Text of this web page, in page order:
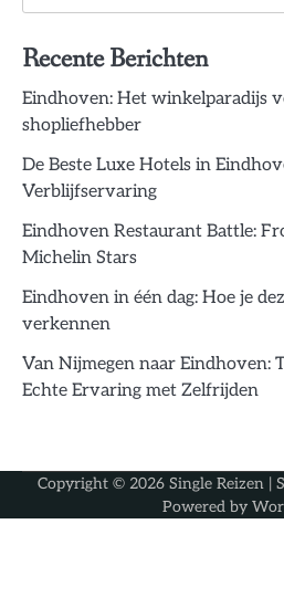
Recente Berichten
Eindhoven: Het winkelparadijs
shopliefhebber
De Beste Luxe Hotels in
Verblijfservaring
Eindhoven Restaurant Battle:
Michelin Stars
Eindhoven in één dag: Hoe je
verkennen
Van Nijmegen naar Eindhoven:
Echte Ervaring met Zelfrijden
Copyright © 2026 Single Reizen |
Powered by